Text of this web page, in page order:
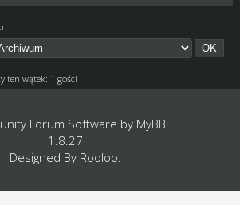
ten wątek: 1 gości
Forum Software by MyBB
1.8.27
Designed By Rooloo.